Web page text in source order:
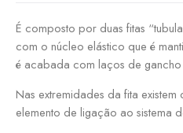
É composto por duas fitas
com o núcleo elástico que é
é acabada com laços de
Nas extremidades da fita
elemento de ligação ao sistema